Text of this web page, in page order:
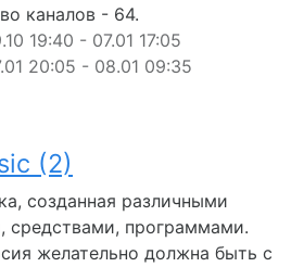
каналов - 64.
19:40 - 07.01 17:05
20:05 - 08.01 09:35
(2)
созданная различными
средствами, программами.
желательно должна быть с